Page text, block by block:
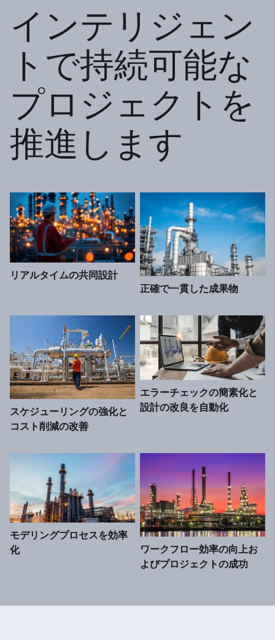
インテリジェン
トで持続可能な
プロジェクトを
推進します
リアルタイムの共同設計
正確で一貫した成果物
スケジューリングの強化と
コスト削減の改善
エラーチェックの簡素化と
設計の改良を自動化
モデリングプロセスを効率
化
ワークフロー効率の向上お
よびプロジェクトの成功